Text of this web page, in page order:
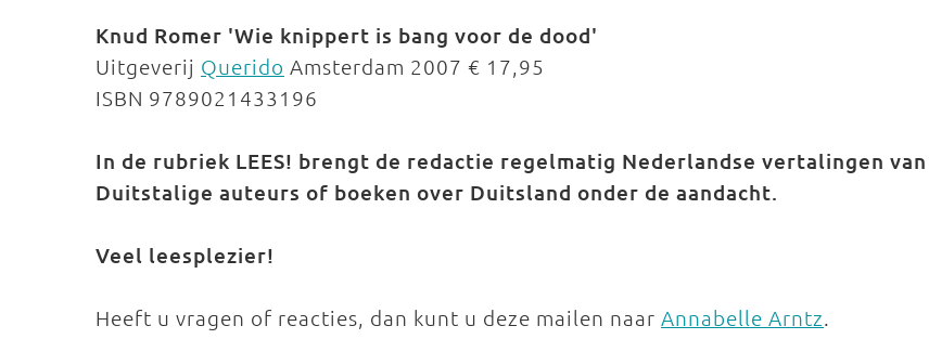
Knud Romer 'Wie knippert is bang voor de dood'
Uitgeverij Querido Amsterdam 2007 € 17,95
ISBN 9789021433196
In de rubriek LEES! brengt de redactie regelmatig Nederlandse vertalingen van
Duitstalige auteurs of boeken over Duitsland onder de aandacht.
Veel leesplezier!
Heeft u vragen of reacties, dan kunt u deze mailen naar Annabelle Arntz.